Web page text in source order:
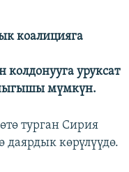
коалицияга
уруксат
мүмкүн.
турган Сирия
көрүлүүдө.